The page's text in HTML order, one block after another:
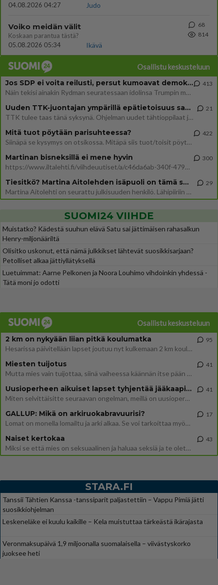
04.08.2026 04:27
Judo
Voiko meidän välit
Koskaan parantua tästä?
05.08.2026 05:34
Ikävä
68
814
Osallistu keskusteluun
Jos SDP ei voita reilusti, persut kumoavat demokratian Suomesta
Näin tekisi ainakin Rydman seuratessaan idolinsa Trumpin mallia https://www.is.fi/politiikka/art-2000012187244.html
413
Uuden TTK-juontajan ympärillä epätietoisuus sakenee - Nyt MTV hämmentää soppaa
TTK tulee taas tänä syksynä. Ohjelman uudet tähtioppilaat julkistetaan torstaina 6. elokuuta klo 14 alkavassa lehdistö
21
Mitä tuot pöytään parisuhteessa?
Siinäpä se kysymys on otsikossa. Mitäpä siis tuot/toisit pöytään parisuhteessa? Oletko mies vai nainen? Koetko sen mitä
422
Martinan bisneksillä ei mene hyvin
https://www.iltalehti.fi/viihdeuutiset/a/c46da6ab-340f-4790-aaa7-0865eed2336 Yrityksen konkurssihakemus on tullut kärä
300
Tiesitkö? Martina Aitolehden isäpuoli on tämä suosittu laulaja
Martina Aitolehti on seurattu julkisuuden henkilö. Lähipiiriin mahtuu muitakin tunnettuja henkilöitä. Tiesitkö, että Ma
29
SUOMI24 VIIHDE
Muistatko? Kädestä suuhun elävä Satu sai jättimäisen rahasalkun
Henry-miljonääriltä
Olisitko uskonut, että nämä julkkikset lähtevät suosikkisarjaan?
Petolliset alkaa jättiyllätyksellä
Luetuimmat: Aarne Pelkonen ja Noora Louhimo vihdoinkin yhdessä -
Tätä moni jo odotti
Osallistu keskusteluun
2 km on nykyään liian pitkä koulumatka
Hesarissa päivitellään lapset joutuu nyt kulkemaan 2 km kouluun jösses. Ruostefillarilla tuo matka menee vaikka miten äk
95
Miesten tuijotus
Mutta mies vain tuijottaa, siinä vaiheessa käännän itse pään pois. Mikä juttu? Yleensä jos joku tuijottaa tai katsoo, hä
41
Uusioperheen aikuiset lapset tyhjentää jääkaapin käydessään
Miten selvittäisitte seuraavan ongelman, meillä on uusioperhe, minulla teini-ikäiset lapset ja puolisolla aikuiset, jotk
41
GALLUP: Mikä on arkiruokabravuurisi?
Lomat on monella lomailtu ja arki alkaa. Se voi tarkoittaa myös sitä, että grillailut on grillattu ja palataan arjen ruo
17
Naiset kertokaa
Miksi se että mies on seksuaalinen ja haluaa seksiä ja te olette hänen mielestänne haluttava on vastenmielistä? Mikä sii
43
STARA.FI
Tanssii Tähtien Kanssa -tanssiparit paljastettiin – Vappu Pimiä jätti
suosikkiohjelman
Leskeneläke ei kuulu kaikille – Kela muistuttaa tärkeästä ikärajasta
Veronmaksupäivä 1,9 miljoonalla suomalaisella – viivästyskorko
juoksee heti